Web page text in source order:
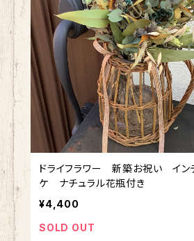
ドライフラワー 新築お祝い イ
ケ ナチュラル花瓶付き
¥4,400
SOLD OUT